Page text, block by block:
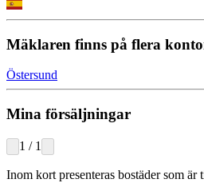
Mäklaren finns på flera
Östersund
Mina försäljningar
1 / 1
Inom kort presenteras bostäder som är